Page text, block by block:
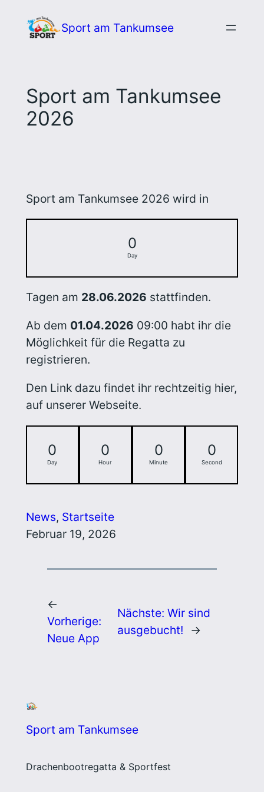
Inhalt
Sport am Tankumsee
Sport am Tankumsee
2026
Sport am Tankumsee 2026 wird in
0
Day
Tagen am 28.06.2026 stattfinden.
Ab dem 01.04.2026 09:00 habt ihr die
Möglichkeit für die Regatta zu
registrieren.
Den Link dazu findet ihr rechtzeitig hier,
auf unserer Webseite.
0
Day
0
Hour
0
Minute
0
Second
News, Startseite
Februar 19, 2026
←
Vorherige:
Neue App
Nächste:Wir sind
ausgebucht!
→
Sport am Tankumsee
Drachenbootregatta & Sportfest